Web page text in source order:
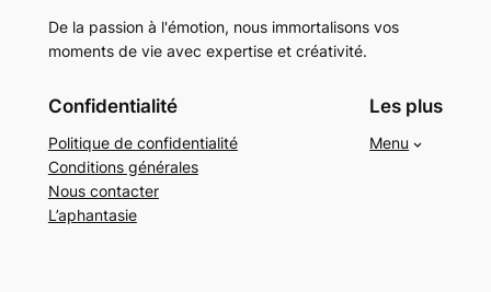
De la passion à l'émotion, nous immortalisons vos
moments de vie avec expertise et créativité.
Confidentialité
Politique de confidentialité
Conditions générales
Nous contacter
L’aphantasie
Les plus
Menu